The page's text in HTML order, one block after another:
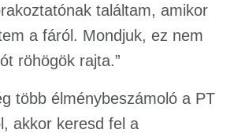
találtam, amikor
a fáról. Mondjuk, ez nem
röhögök rajta.”
több élménybeszámoló a PT
akkor keresd fel a